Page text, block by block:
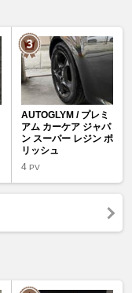
AUTOGLYM / プレミ
アム カーケア ジャパ
ン スーパー レジン ポ
リッシュ
4 PV